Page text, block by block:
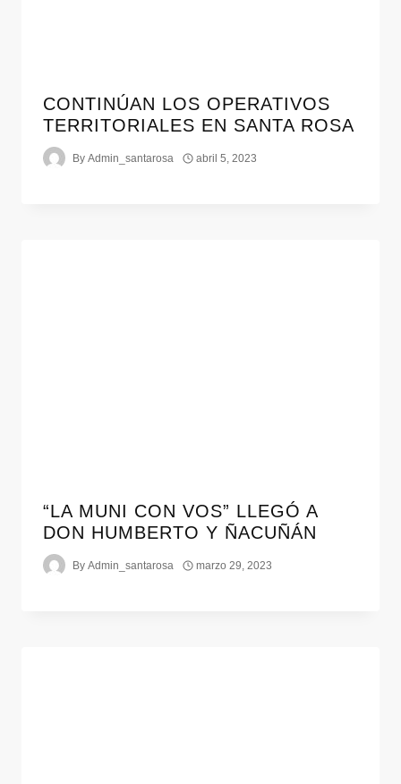
CONTINÚAN LOS OPERATIVOS
TERRITORIALES EN SANTA ROSA
By Admin_santarosa abril 5, 2023
“LA MUNI CON VOS” LLEGÓ A
DON HUMBERTO Y ÑACUÑÁN
By Admin_santarosa marzo 29, 2023